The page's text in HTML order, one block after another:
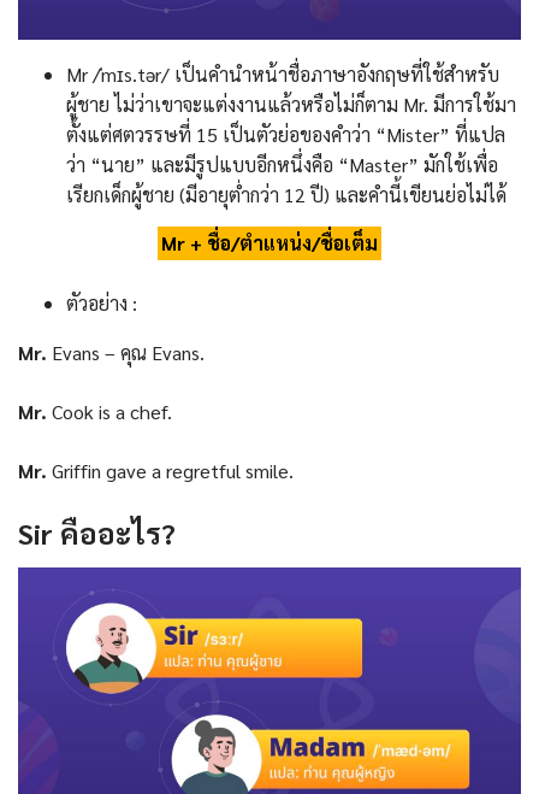
Mr /ˈmɪs.tər/ เป็นคํานําหน้าชื่อภาษาอังกฤษที่ใช้สำหรับ
ผู้ชาย ไม่ว่าเขาจะแต่งงานแล้วหรือไม่ก็ตาม Mr. มีการใช้มา
ตั้งแต่ศตวรรษที่ 15 เป็นตัวย่อของคำว่า “Mister” ที่แปล
ว่า “นาย” และมีรูปแบบอีกหนึ่งคือ “Master” มักใช้เพื่อ
เรียกเด็กผู้ชาย (มีอายุต่ำกว่า 12 ปี) และคำนี้เขียนย่อไม่ได้
Mr + ชื่อ/ตำแหน่ง/ชื่อเต็ม
ตัวอย่าง :
Mr. Evans – คุณ Evans.
Mr. Cook is a chef.
Mr. Griffin gave a regretful smile.
Sir คืออะไร?